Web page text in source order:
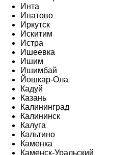
Инта
Ипатово
Иркутск
Искитим
Истра
Ишеевка
Ишим
Ишимбай
Йошкар-Ола
Кадуй
Казань
Калининград
Калининск
Калуга
Кальтино
Каменка
Каменск-Уральский